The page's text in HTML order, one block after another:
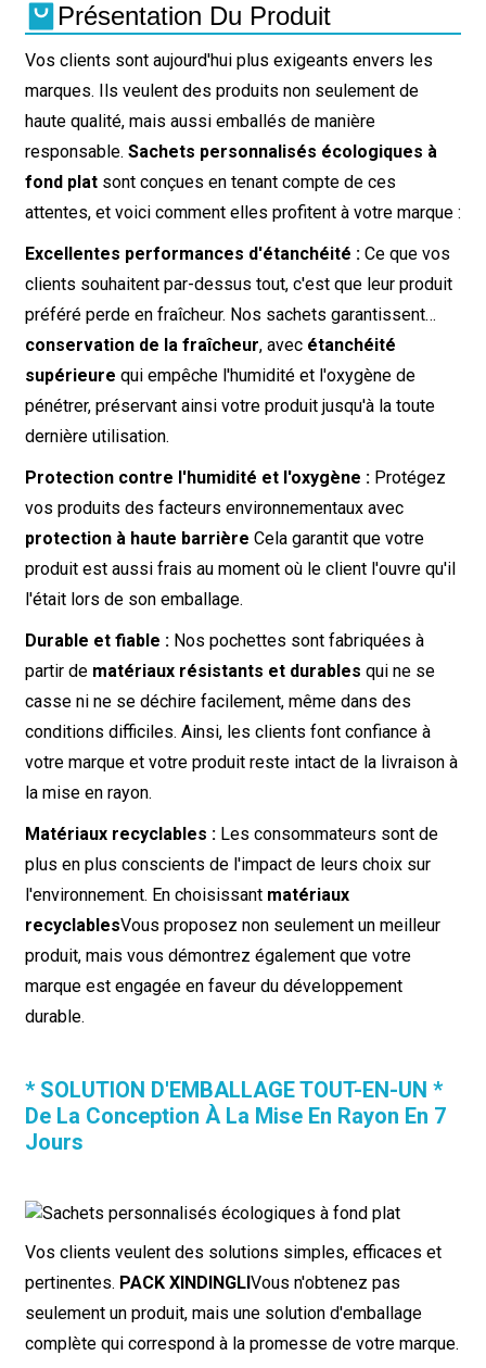
Présentation Du Produit
Vos clients sont aujourd'hui plus exigeants envers les
marques. Ils veulent des produits non seulement de
haute qualité, mais aussi emballés de manière
responsable. Sachets personnalisés écologiques à
fond platsont conçues en tenant compte de ces
attentes, et voici comment elles profitent à votre marque :
Excellentes performances d'étanchéité :Ce que vos
clients souhaitent par-dessus tout, c'est que leur produit
préféré perde en fraîcheur. Nos sachets garantissent…
conservation de la fraîcheur, avec étanchéité
supérieure qui empêche l'humidité et l'oxygène de
pénétrer, préservant ainsi votre produit jusqu'à la toute
dernière utilisation.
Protection contre l'humidité et l'oxygène :Protégez
vos produits des facteurs environnementaux avec
protection à haute barrière Cela garantit que votre
produit est aussi frais au moment où le client l'ouvre qu'il
l'était lors de son emballage.
Durable et fiable :Nos pochettes sont fabriquées à
partir de matériaux résistants et durables qui ne se
casse ni ne se déchire facilement, même dans des
conditions difficiles. Ainsi, les clients font confiance à
votre marque et votre produit reste intact de la livraison à
la mise en rayon.
Matériaux recyclables :Les consommateurs sont de
plus en plus conscients de l'impact de leurs choix sur
l'environnement. En choisissant matériaux
recyclablesVous proposez non seulement un meilleur
produit, mais vous démontrez également que votre
marque est engagée en faveur du développement
durable.
* SOLUTION D'EMBALLAGE TOUT-EN-UN *
De La Conception À La Mise En Rayon En 7
Jours
Vos clients veulent des solutions simples, efficaces et
pertinentes. PACK XINDINGLIVous n'obtenez pas
seulement un produit, mais une solution d'emballage
complète qui correspond à la promesse de votre marque.